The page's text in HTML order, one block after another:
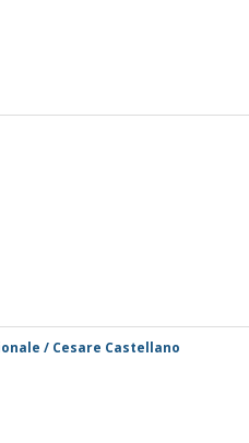
/ Cesare Castellano